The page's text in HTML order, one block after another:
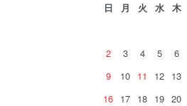
日 月 火 水 木
2
3 4 5 6
9
10 11 12 13
16 17 18 19 20